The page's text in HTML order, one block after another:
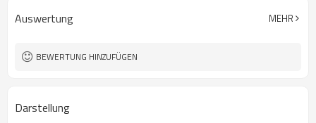
Auswertung MEHR
BEWERTUNG HINZUFÜGEN
Darstellung